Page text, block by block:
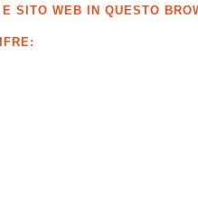
SITO WEB IN QUESTO